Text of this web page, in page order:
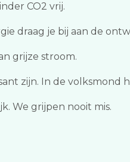
CO2 vrij.
draag je bij aan de
grijze stroom.
zijn. In de volksmond
We grijpen nooit mis.